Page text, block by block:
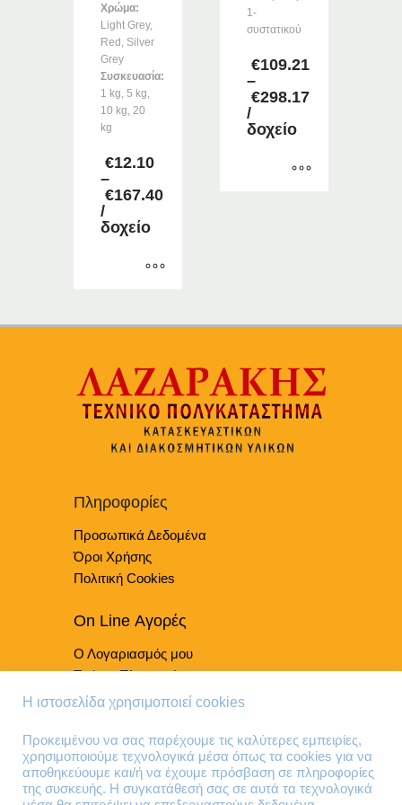
Χρώμα:
Light Grey,
Red, Silver
Grey
Συσκευασία:
1 kg, 5 kg,
10 kg, 20
kg
€12.10
–
€167.40
Price
range:
through
/
δοχείο
πολλαπλές
παραλλαγές.
μπορούν
επιλεγούν
σελίδα
του
προϊόντος
1-
συστατικού
€109.21
–
€298.17
Price
range:
through
/
δοχείο
να
επιλεγούν
στη
σελίδα
του
Πληροφορίες
Προσωπικά Δεδομένα
Όροι Χρήσης
Πολιτική Cookies
On Line Αγορές
Ο Λογαριασμός μου
Τρόποι Πληρωμής
Τρόποι Παράδοσης
Τηλέφωνα Επικοινωνίας
210 41 13 636
Η ιστοσελίδα χρησιμοποιεί cookies
Προκειμένου να σας παρέχουμε τις καλύτερες εμπειρίες,
χρησιμοποιούμε τεχνολογικά μέσα όπως τα cookies για να
αποθηκεύουμε και/ή να έχουμε πρόσβαση σε πληροφορίες
της συσκευής. Η συγκατάθεσή σας σε αυτά τα τεχνολογικά